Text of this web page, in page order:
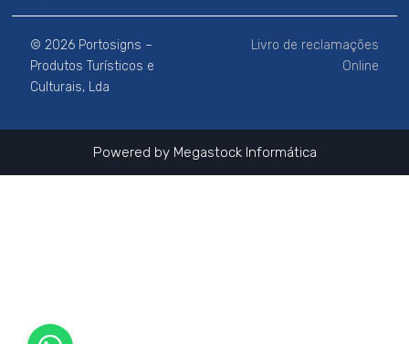
e
b
o
o
k
t
a
g
r
a
m
© 2026 Portosigns –
Produtos Turísticos e
Culturais, Lda
Livro de reclamações
Online
Powered by Megastock Informática